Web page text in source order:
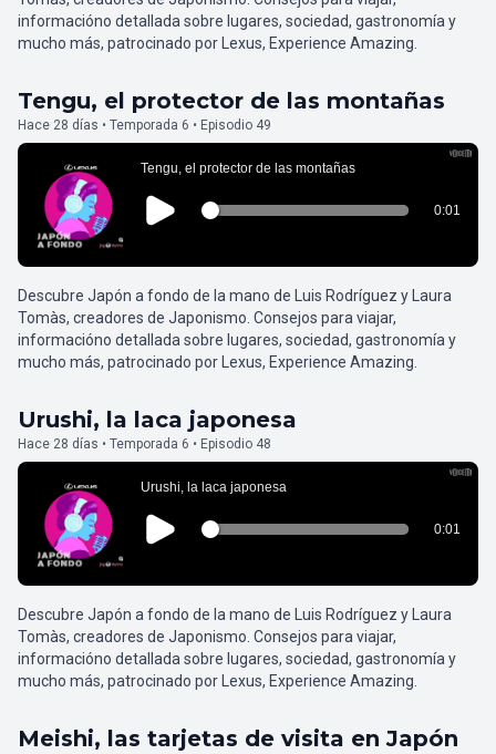
informacióno detallada sobre lugares, sociedad, gastronomía y
mucho más, patrocinado por Lexus, Experience Amazing.
Tengu, el protector de las montañas
Hace 28 días • Temporada 6 • Episodio 49
Descubre Japón a fondo de la mano de Luis Rodríguez y Laura
Tomàs, creadores de Japonismo. Consejos para viajar,
informacióno detallada sobre lugares, sociedad, gastronomía y
mucho más, patrocinado por Lexus, Experience Amazing.
Urushi, la laca japonesa
Hace 28 días • Temporada 6 • Episodio 48
Descubre Japón a fondo de la mano de Luis Rodríguez y Laura
Tomàs, creadores de Japonismo. Consejos para viajar,
informacióno detallada sobre lugares, sociedad, gastronomía y
mucho más, patrocinado por Lexus, Experience Amazing.
Meishi, las tarjetas de visita en Japón